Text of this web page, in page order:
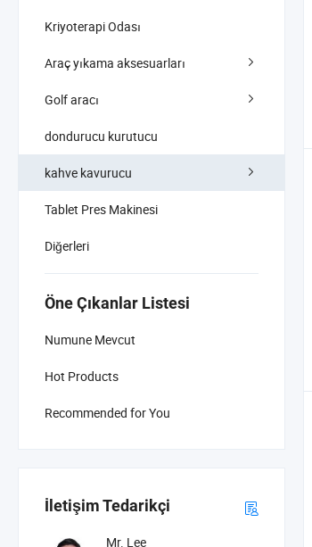
Kriyoterapi Odası
Araç yıkama aksesuarları
Golf aracı
dondurucu kurutucu
kahve kavurucu
Tablet Pres Makinesi
Diğerleri
Öne Çıkanlar Listesi
Numune Mevcut
Hot Products
Recommended for You
İletişim Tedarikçi
Mr. Lee